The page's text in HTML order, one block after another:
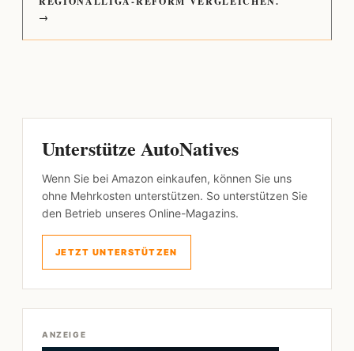
→
Unterstütze AutoNatives
Wenn Sie bei Amazon einkaufen, können Sie uns
ohne Mehrkosten unterstützen. So unterstützen Sie
den Betrieb unseres Online-Magazins.
JETZT UNTERSTÜTZEN
ANZEIGE